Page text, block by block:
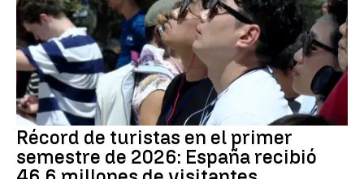
Récord de turistas en el primer
semestre de 2026: España recibió